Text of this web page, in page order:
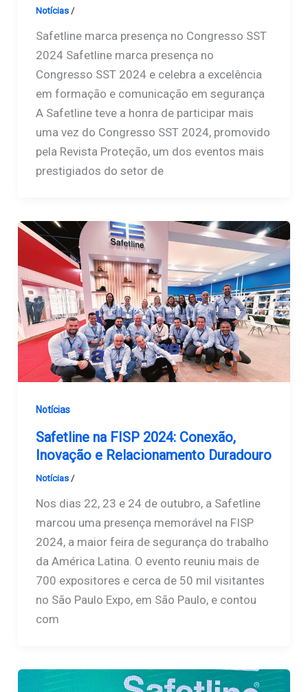
Notícias/
Safetline marca presença no Congresso SST
2024 Safetline marca presença no
Congresso SST 2024 e celebra a excelência
em formação e comunicação em segurança
A Safetline teve a honra de participar mais
uma vez do Congresso SST 2024, promovido
pela Revista Proteção, um dos eventos mais
prestigiados do setor de
Notícias
Safetline na FISP 2024: Conexão,
Inovação e Relacionamento Duradouro
Notícias/
Nos dias 22, 23 e 24 de outubro, a Safetline
marcou uma presença memorável na FISP
2024, a maior feira de segurança do trabalho
da América Latina. O evento reuniu mais de
700 expositores e cerca de 50 mil visitantes
no São Paulo Expo, em São Paulo, e contou
com